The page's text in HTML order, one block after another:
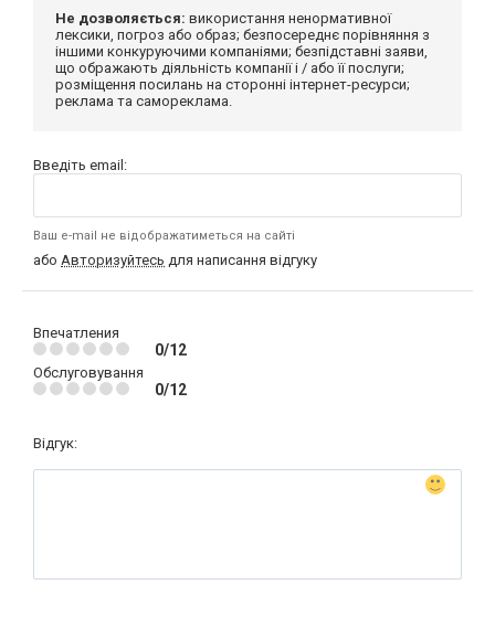
Не дозволяється: використання ненормативної
лексики, погроз або образ; безпосереднє порівняння з
іншими конкуруючими компаніями; безпідставні заяви,
що ображають діяльність компанії і / або її послуги;
розміщення посилань на сторонні інтернет-ресурси;
реклама та самореклама.
Введіть email:
Ваш e-mail не відображатиметься на сайті
або Авторизуйтесь для написання відгуку
Впечатления
0/12
Обслуговування
0/12
Відгук: